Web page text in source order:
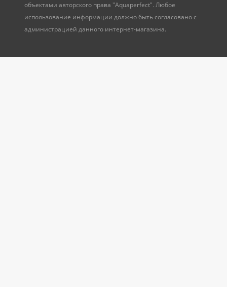
объектами авторского права "Aquaperfect". Любое
использование информации должно быть согласовано с
администрацией данного интернет-магазина.